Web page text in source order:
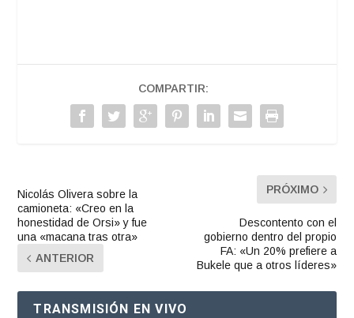
COMPARTIR:
Nicolás Olivera sobre la
camioneta: «Creo en la
honestidad de Orsi» y fue
una «macana tras otra»
ANTERIOR
PRÓXIMO
Descontento con el
gobierno dentro del propio
FA: «Un 20% prefiere a
Bukele que a otros líderes»
TRANSMISIÓN EN VIVO